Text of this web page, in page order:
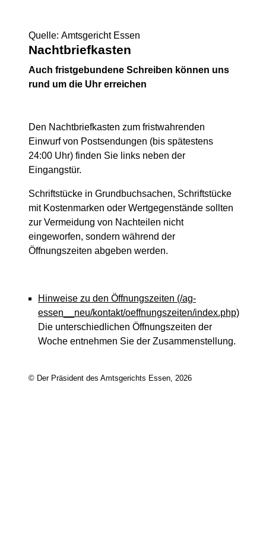
Quelle: Amtsgericht Essen
Nachtbriefkasten
Auch fristgebundene Schreiben können uns
rund um die Uhr erreichen
Den Nachtbriefkasten zum fristwahrenden
Einwurf von Postsendungen (bis spätestens
24:00 Uhr) finden Sie links neben der
Eingangstür.
Schriftstücke in Grundbuchsachen, Schriftstücke
mit Kostenmarken oder Wertgegenstände sollten
zur Vermeidung von Nachteilen nicht
eingeworfen, sondern während der
Öffnungszeiten abgeben werden.
Hinweise zu den Öffnungszeiten (/ag-
essen__neu/kontakt/oeffnungszeiten/index.php)
Die unterschiedlichen Öffnungszeiten der
Woche entnehmen Sie der Zusammenstellung.
© Der Präsident des Amtsgerichts Essen, 2026